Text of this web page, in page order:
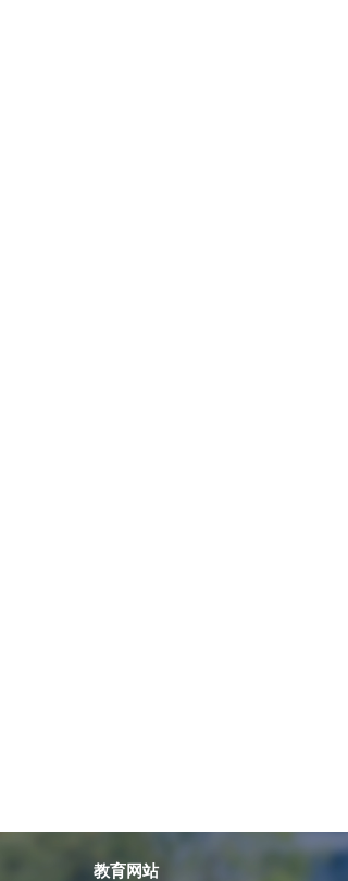
教育网站